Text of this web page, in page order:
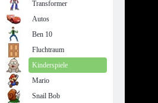
Transformer
Autos
Ben 10
Fluchtraum
Kinderspiele
Mario
Snail Bob